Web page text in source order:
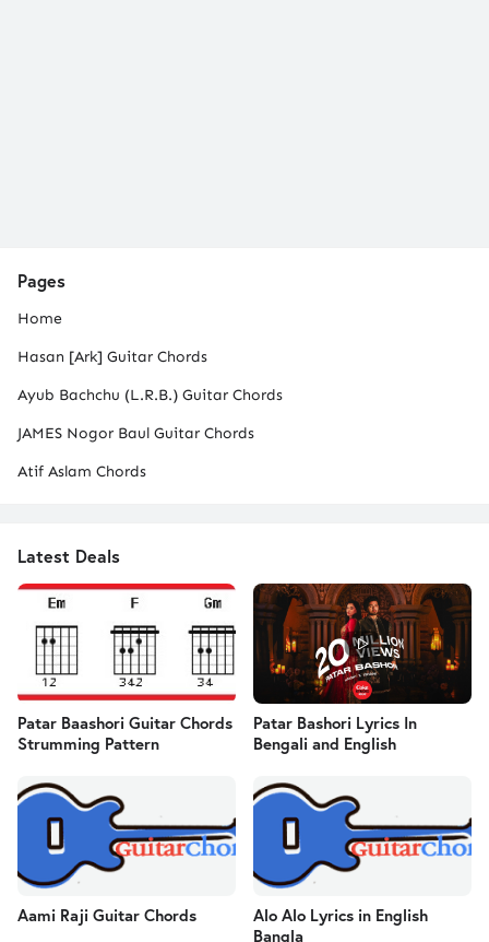
Pages
Home
Hasan [Ark] Guitar Chords
Ayub Bachchu (L.R.B.) Guitar Chords
JAMES Nogor Baul Guitar Chords
Atif Aslam Chords
Latest Deals
Patar Baashori Guitar Chords
Strumming Pattern
Patar Bashori Lyrics In
Bengali and English
Aami Raji Guitar Chords
Alo Alo Lyrics in English
Bangla